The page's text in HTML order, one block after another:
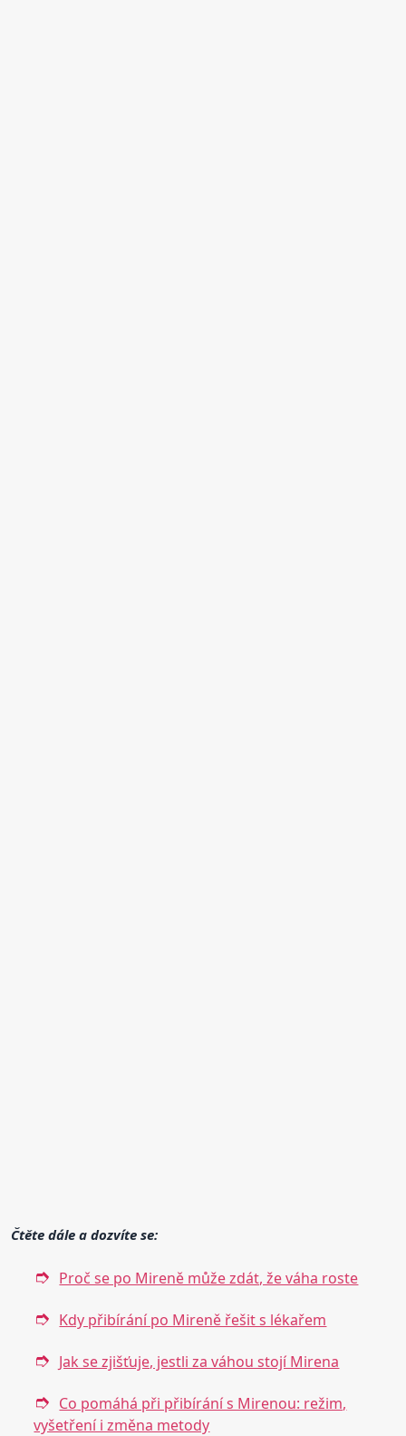
Čtěte dále a dozvíte se:
Proč se po Mireně může zdát, že váha roste
Kdy přibírání po Mireně řešit s lékařem
Jak se zjišťuje, jestli za váhou stojí Mirena
Co pomáhá při přibírání s Mirenou: režim,
vyšetření i změna metody